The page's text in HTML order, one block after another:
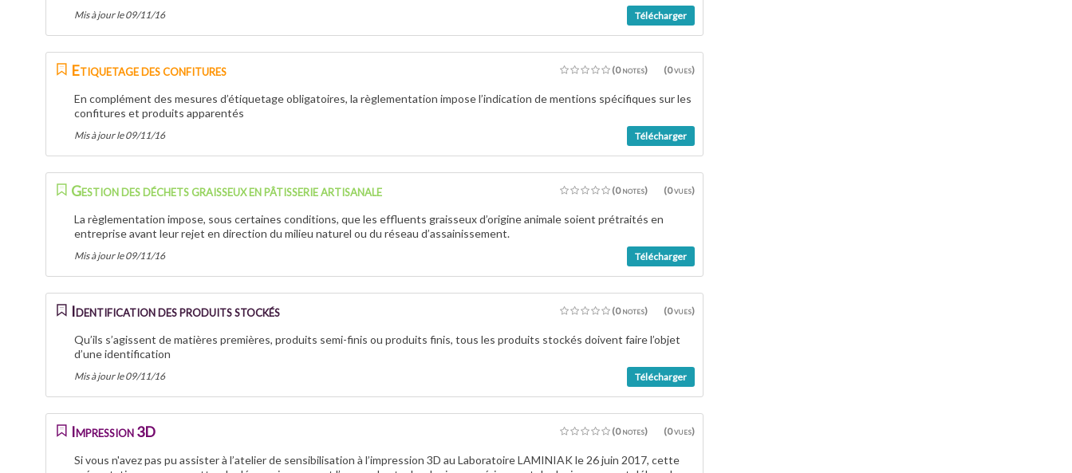
Télécharger
Mis à jour le 09/11/16
Etiquetage des confitures (0 vues)
(0 notes)
En complément des mesures d’étiquetage obligatoires, la règlementation impose l’indication de mentions spécifiques sur les
confitures et produits apparentés
Télécharger
Mis à jour le 09/11/16
Gestion des déchets graisseux en pâtisserie artisanale (0 vues)
(0 notes)
La règlementation impose, sous certaines conditions, que les effluents graisseux d’origine animale soient prétraités en
entreprise avant leur rejet en direction du milieu naturel ou du réseau d’assainissement.
Télécharger
Mis à jour le 09/11/16
Identification des produits stockés (0 vues)
(0 notes)
Qu’ils s’agissent de matières premières, produits semi-finis ou produits finis, tous les produits stockés doivent faire l’objet
d’une identification
Télécharger
Mis à jour le 09/11/16
Impression 3D (0 vues)
(0 notes)
Si vous n'avez pas pu assister à l’atelier de sensibilisation à l’impression 3D au Laboratoire LAMINIAK le 26 juin 2017, cette